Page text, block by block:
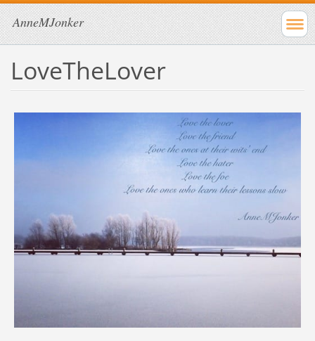
AnneMJonker
LoveTheLover